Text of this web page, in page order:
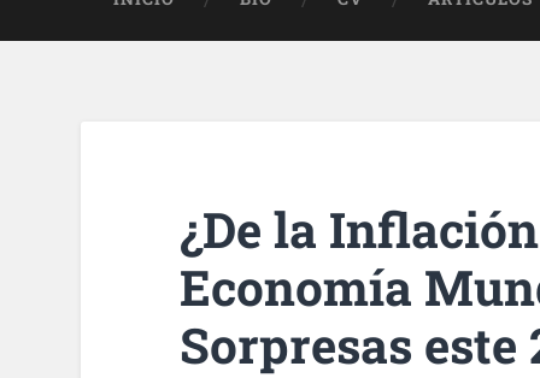
¿De la
Economía
Sorpresas este